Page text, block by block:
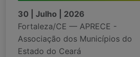
30 | Julho | 2026
Fortaleza/CE — APRECE -
Associação dos Municípios do
Estado do Ceará